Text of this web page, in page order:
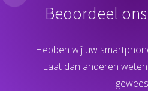
Beoordeel
Hebben wij uw
Laat dan anderen